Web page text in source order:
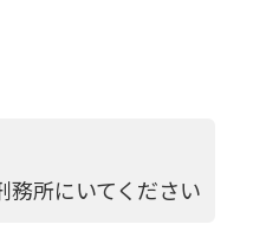
務所にいてください